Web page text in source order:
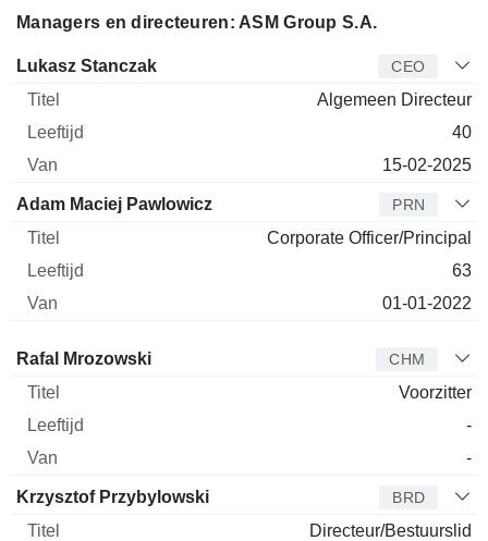
Managers en directeuren: ASM Group S.A.
Bedrijfsleider Titel
Lukasz Stanczak CEO
Algemeen Directeur
40
15-02-2025
Adam Maciej Pawlowicz PRN
Corporate Officer/Principal
63
01-01-2022
Bestuurder Titel
Rafal Mrozowski CHM
Voorzitter
-
-
Krzysztof Przybylowski BRD
Directeur/Bestuurslid